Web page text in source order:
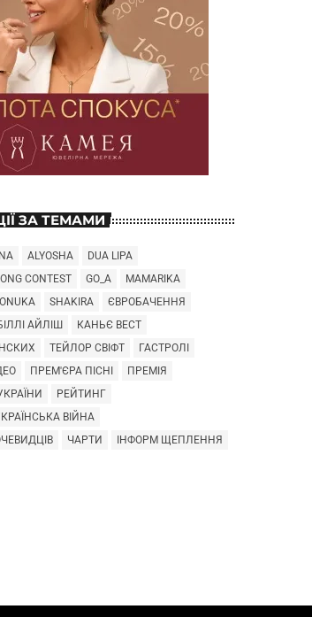
ЗА ТЕМАМИ
ALYOSHA
DUA LIPA
CONTEST
GO_A
MAMARIKA
ONUKA SHAKIRA
ЄВРОБАЧЕННЯ
АЙЛІШ
КАНЬЄ ВЕСТ
ТЕЙЛОР СВІФТ
ГАСТРОЛІ
ПРЕМ'ЄРА ПІСНІ
ПРЕМІЯ
РЕЙТИНГ
ВІЙНА
ЧАРТИ
ІНФОРМ ЩЕПЛЕННЯ